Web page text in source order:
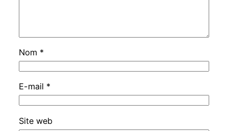
Nom *
E-mail *
Site web